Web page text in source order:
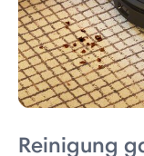
Reinigung